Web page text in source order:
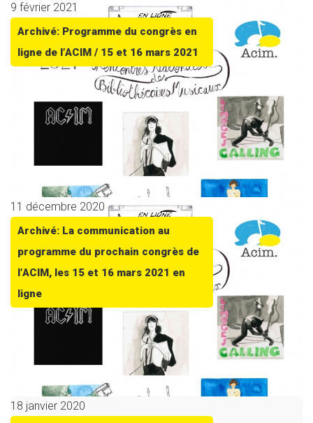
9 février 2021
Archivé: Programme du congrès en
ligne de l’ACIM / 15 et 16 mars 2021
11 décembre 2020
Archivé: La communication au
programme du prochain congrès de
l’ACIM, les 15 et 16 mars 2021 en
ligne
18 janvier 2020